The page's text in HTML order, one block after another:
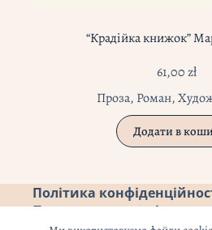
“Крадійка книжок”
61,00zł
Проза, Роман,
Додати в
Політика
Повернення коштів